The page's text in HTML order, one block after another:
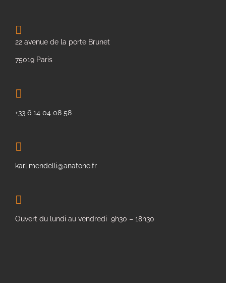
22 avenue de la porte Brunet
75019 Paris
+33 6 14 04 08 58
karl.mendelli@anatone.fr
Ouvert du lundi au vendredi 9h30 – 18h30